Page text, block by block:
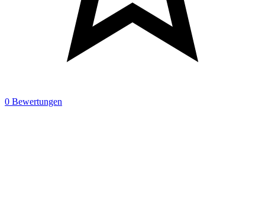
0 Bewertungen